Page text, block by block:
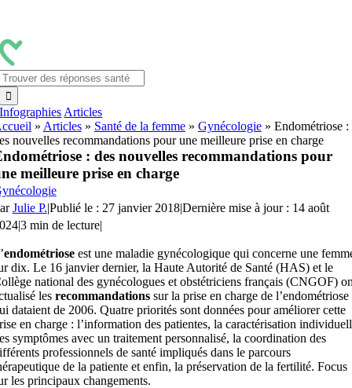
contenu
Infographies Articles
» Articles» Santé de la femme» Gynécologie» Endométriose :
nouvelles recommandations pour une meilleure prise en charge
: des nouvelles recommandations pour
meilleure prise en charge
Julie P.|Publié le : 27 janvier 2018|Dernière mise à jour : 14 août
|3 min de lecture|
endométrioseest une maladie gynécologique qui concerne une
dix. Le 16 janvier dernier, la Haute Autorité de Santé (HAS) et le
national des gynécologues et obstétriciens français (CNGOF)
les recommandationssur la prise en charge de l’endométriose
dataient de 2006. Quatre priorités sont données pour améliorer cette
en charge : l’information des patientes, la caractérisation
symptômes avec un traitement personnalisé, la coordination des
professionnels de santé impliqués dans le parcours
de la patiente et enfin, la préservation de la fertilité. Focus
les principaux changements.